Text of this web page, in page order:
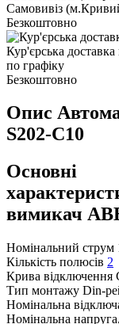
Самовивіз
Безкоштовно
Кур'єрська
по графіку
Безкоштовно
Опис
S202-С10
Основні
вимикач
Номінальний струм
Кількість полюсів 2
Крива відключення
Тип монтажу Din-
Номінальна
Номінальна